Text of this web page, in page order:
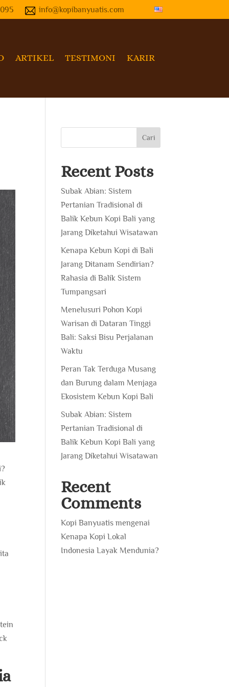
info@kopibanyuatis.com
ARTIKEL TESTIMONI KARIR
Cari
Recent Posts
Subak Abian: Sistem
Pertanian Tradisional di
Balik Kebun Kopi Bali yang
Jarang Diketahui Wisatawan
Kenapa Kebun Kopi di Bali
Jarang Ditanam Sendirian?
Rahasia di Balik Sistem
Tumpangsari
Menelusuri Pohon Kopi
Warisan di Dataran Tinggi
Bali: Saksi Bisu Perjalanan
Waktu
Peran Tak Terduga Musang
dan Burung dalam Menjaga
Ekosistem Kebun Kopi Bali
Subak Abian: Sistem
Pertanian Tradisional di
Balik Kebun Kopi Bali yang
Jarang Diketahui Wisatawan
Recent
Comments
Kopi Banyuatis mengenai
Kenapa Kopi Lokal
Indonesia Layak Mendunia?